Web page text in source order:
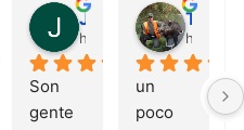
4 meses hace 4 meses
Son
gente
hace 4
un
poco